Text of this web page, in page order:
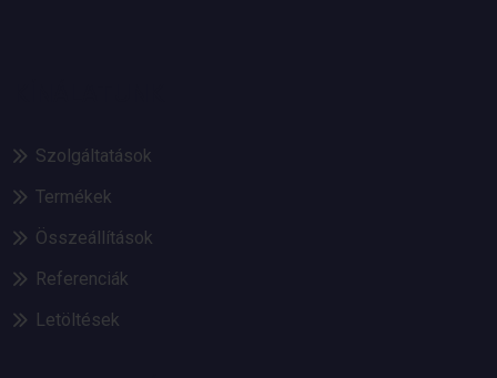
Szolgáltatások
Termékek
Összeállítások
Referenciák
Letöltések